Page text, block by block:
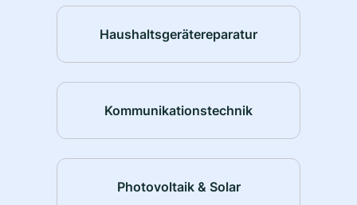
Haushaltsgerätereparatur
Kommunikationstechnik
Photovoltaik & Solar